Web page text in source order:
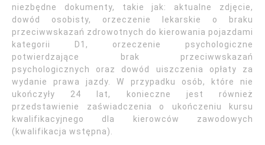
niezbędne dokumenty, takie jak: aktualne zdjęcie,
dowód osobisty, orzeczenie lekarskie o braku
przeciwwskazań zdrowotnych do kierowania pojazdami
kategorii D1, orzeczenie psychologiczne
potwierdzające brak przeciwwskazań
psychologicznych oraz dowód uiszczenia opłaty za
wydanie prawa jazdy. W przypadku osób, które nie
ukończyły 24 lat, konieczne jest również
przedstawienie zaświadczenia o ukończeniu kursu
kwalifikacyjnego dla kierowców zawodowych
(kwalifikacja wstępna).